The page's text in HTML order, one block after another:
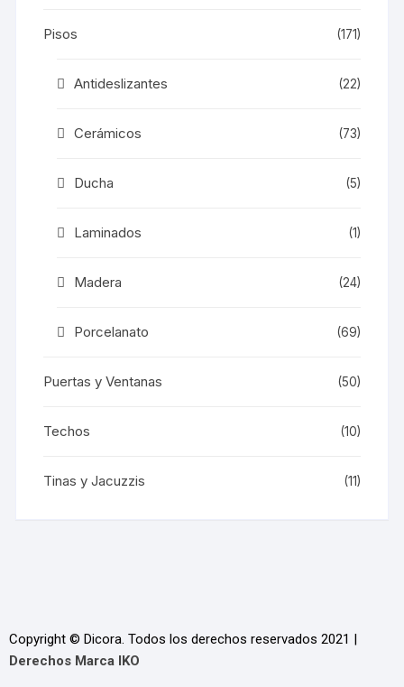
Pisos (171)
Antideslizantes (22)
Cerámicos (73)
Ducha (5)
Laminados (1)
Madera (24)
Porcelanato (69)
Puertas y Ventanas (50)
Techos (10)
Tinas y Jacuzzis (11)
Copyright © Dicora. Todos los derechos reservados 2021 |
Derechos Marca IKO